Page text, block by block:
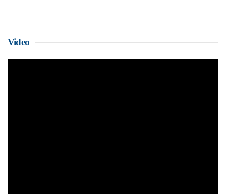
Video